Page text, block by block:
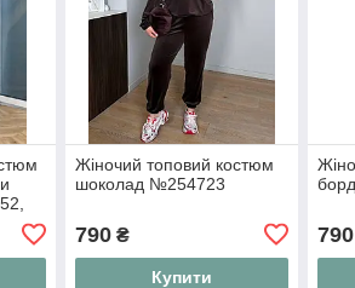
Жіночий топовий костюм
шоколад №254723
790₴
Купити
790